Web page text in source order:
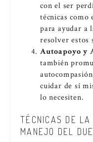
con el ser
técnicas como
para ayudar a
resolver estos
Autoapoyo y
también
cuidar de sí
lo necesiten.
TÉCNICAS DE LA
MANEJO DEL